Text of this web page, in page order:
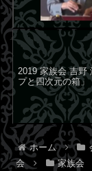
2019 家族会 吉野
プと四次元の箱」
ホーム
会
家族会